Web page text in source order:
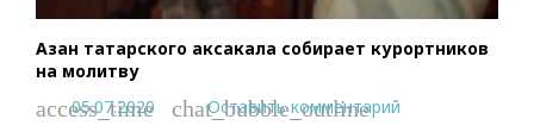
Азан татарского аксакала собирает курортников
на молитву
access_time
05.07.2020 chat_bubble_outline
Оставить комментарий